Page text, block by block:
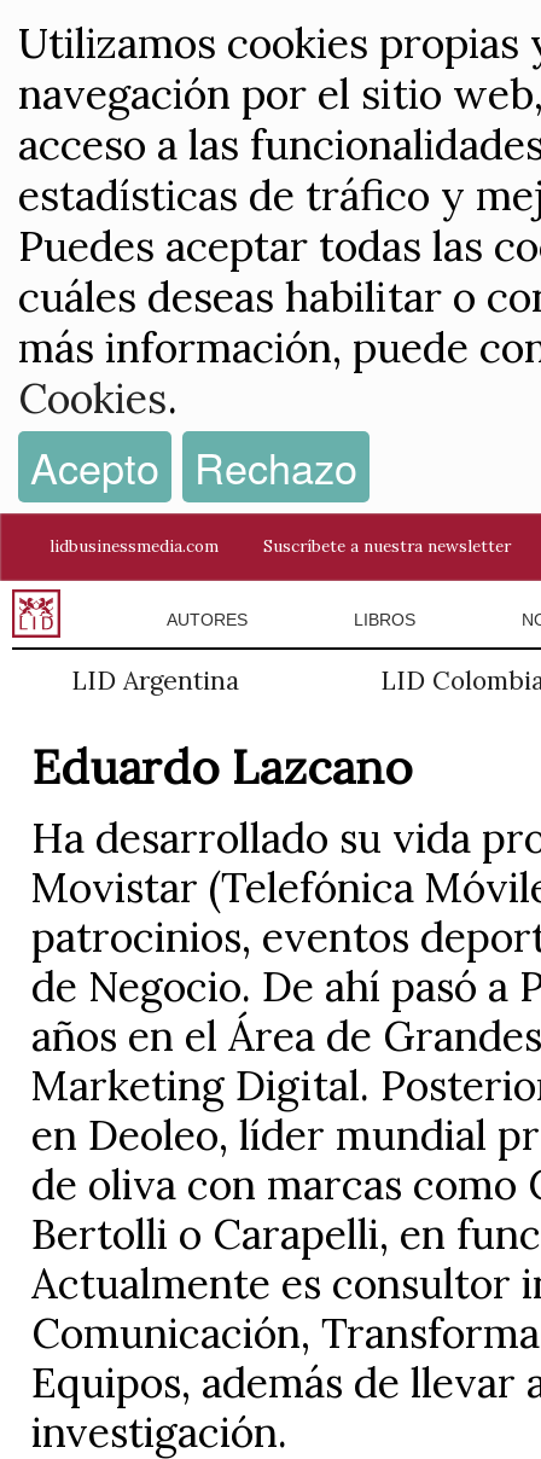
Utilizamos cookies
navegación por el sitio
acceso a las
estadísticas de tráfico y
Puedes aceptar todas las
cuáles deseas habilitar o
más información, puede
Cookies.
Acepto Rechazo
lidbusinessmedia.com Suscríbete a nuestra newsletter
AUTORES LIBROS
LID Argentina LID
Eduardo Lazcano
Ha desarrollado su vida
Movistar (Telefónica
patrocinios, eventos
de Negocio. De ahí pasó a
años en el Área de
Marketing Digital.
en Deoleo, líder mundial
de oliva con marcas como
Bertolli o Carapelli, en
Actualmente es consultor
Comunicación,
Equipos, además de
investigación.